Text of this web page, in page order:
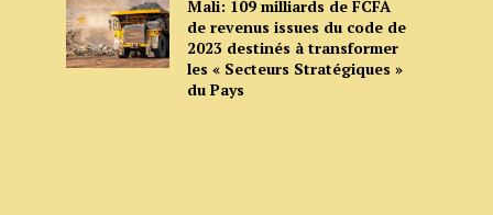
Mali: 109 milliards de FCFA
de revenus issues du code de
2023 destinés à transformer
les « Secteurs Stratégiques »
du Pays